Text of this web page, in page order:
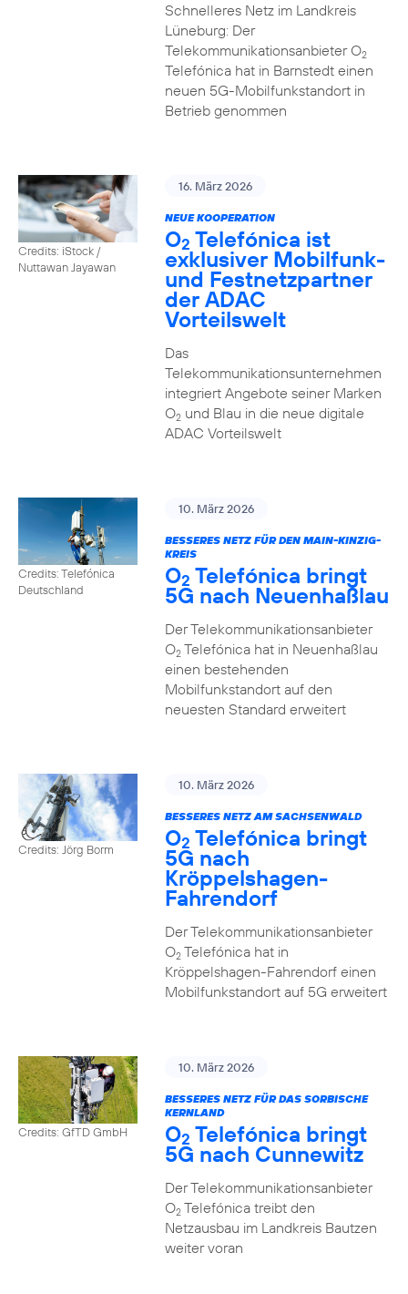
Schnelleres Netz im Landkreis
Lüneburg: Der
Telekommunikationsanbieter O2
Telefónica hat in Barnstedt einen
neuen 5G-Mobilfunkstandort in
Betrieb genommen
Credits: iStock /
Nuttawan Jayawan
16. März 2026
NEUE KOOPERATION
O2 Telefónica ist
exklusiver Mobilfunk-
und Festnetzpartner
der ADAC
Vorteilswelt
Das
Telekommunikationsunternehmen
integriert Angebote seiner Marken
O2und Blau in die neue digitale
ADAC Vorteilswelt
Credits: Telefónica
Deutschland
10. März 2026
BESSERES NETZ FÜR DEN MAIN-KINZIG-
KREIS
O2 Telefónica bringt
5G nach Neuenhaßlau
Der Telekommunikationsanbieter
O2Telefónica hat in Neuenhaßlau
einen bestehenden
Mobilfunkstandort auf den
neuesten Standard erweitert
Credits: Jörg Borm
10. März 2026
BESSERES NETZ AM SACHSENWALD
O2 Telefónica bringt
5G nach
Kröppelshagen-
Fahrendorf
Der Telekommunikationsanbieter
O2Telefónica hat in
Kröppelshagen-Fahrendorf einen
Mobilfunkstandort auf 5G erweitert
Credits: GfTD GmbH
10. März 2026
BESSERES NETZ FÜR DAS SORBISCHE
KERNLAND
O2 Telefónica bringt
5G nach Cunnewitz
Der Telekommunikationsanbieter
O2Telefónica treibt den
Netzausbau im Landkreis Bautzen
weiter voran